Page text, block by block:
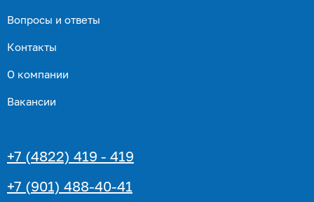
Вопросы и ответы
Контакты
О компании
Вакансии
+7 (4822) 419 - 419
+7 (901) 488-40-41